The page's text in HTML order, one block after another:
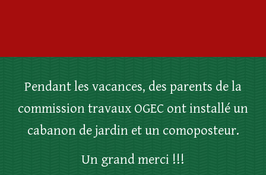
Pendant les vacances, des parents de la
commission travaux OGEC ont installé un
cabanon de jardin et un comoposteur.
Un grand merci !!!